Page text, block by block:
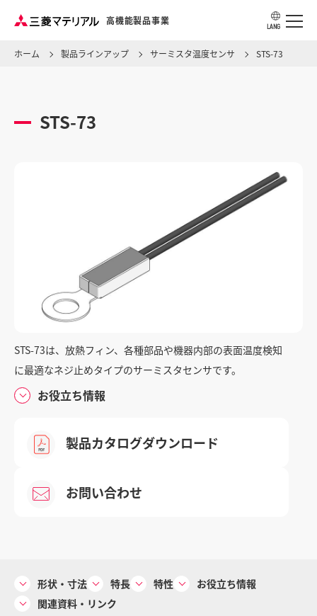
高機能製品事業
LANG
製品ラインアップ
製品カタログ
お問い合わせ
重要なお知らせ
コーポレートサイト
ホーム 製品ラインアップ サーミスタ温度センサ STS-73
STS-73
STS-73は、放熱フィン、各種部品や機器内部の表面温度検知
に最適なネジ止めタイプのサーミスタセンサです。
お役立ち情報
製品カタログダウンロード
お問い合わせ
形状・寸法 特長 特性
お役立ち情報
関連資料・リンク